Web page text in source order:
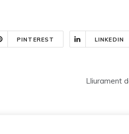
PINTEREST LINKEDIN
Lliurament